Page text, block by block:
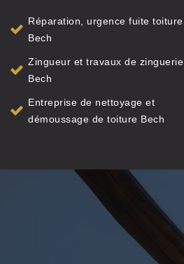
Réparation, urgence fuite toiture
Bech
Zingueur et travaux de zinguerie
Bech
Entreprise de nettoyage et
démoussage de toiture Bech